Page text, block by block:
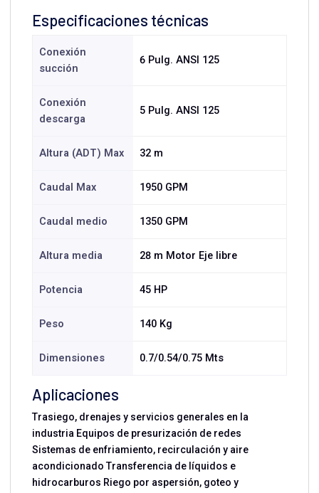
Especificaciones técnicas
Conexión
succión
6 Pulg. ANSI 125
Conexión
descarga
5 Pulg. ANSI 125
Altura (ADT) Max 32 m
Caudal Max 1950 GPM
Caudal medio 1350 GPM
Altura media 28 m Motor Eje libre
Potencia 45 HP
Peso 140 Kg
Dimensiones 0.7/0.54/0.75 Mts
Aplicaciones
Trasiego, drenajes y servicios generales en la
industria Equipos de presurización de redes
Sistemas de enfriamiento, recirculación y aire
acondicionado Transferencia de líquidos e
hidrocarburos Riego por aspersión, goteo y